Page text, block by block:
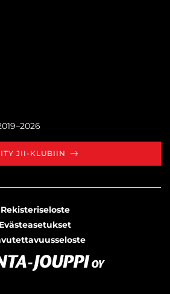
JII-KLUBIIN
Rekisteriseloste
Evästeasetukset